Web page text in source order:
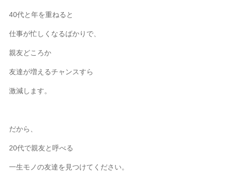
40代と年を重ねると
仕事が忙しくなるばかりで、
親友どころか
友達が増えるチャンスすら
激減します。
だから、
20代で親友と呼べる
一生モノの友達を見つけてください。